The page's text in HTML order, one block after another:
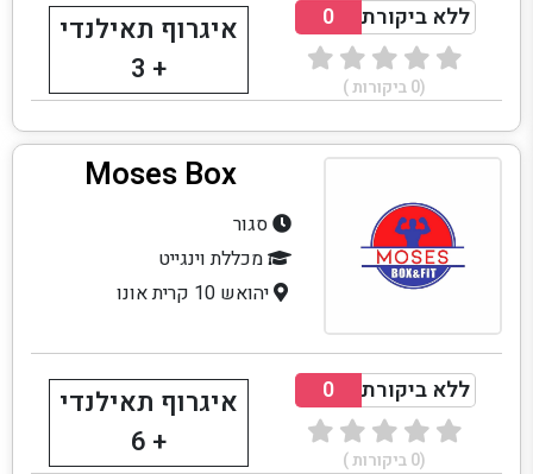
ללא ביקורת 0
(
0ביקורות )
איגרוף תאילנדי
+ 3
Moses Box
סגור
מכללת וינגייט
יהואש 10 קרית אונו
ללא ביקורת 0
(
0ביקורות )
איגרוף תאילנדי
+ 6